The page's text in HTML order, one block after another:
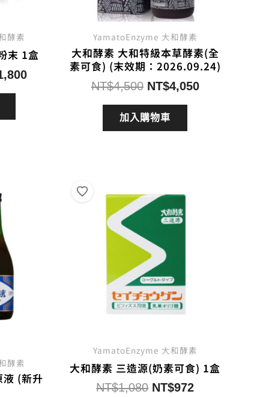
酵素
末 1盒
目
YamatoEnzyme 大和酵素
大和酵素 大和特級本草酵素(全
素可食) (末效期：2026.09.24)
NT$4,500 原
價
格：
NT$4,050目
加入購物車
酵素
液 (新升
YamatoEnzyme 大和酵素
大和酵素 三造源(奶素可食) 1盒
NT$1,080 原
NT$972